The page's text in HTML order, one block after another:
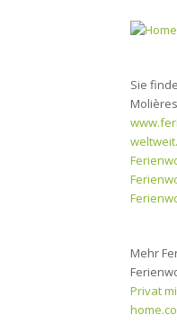
Sie
Mehr
Privat